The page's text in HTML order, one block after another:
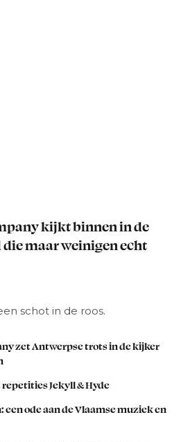
kijkt binnen in de
die maar weinigen echt
schot in de roos.
zet Antwerpse trots in de kijker
Jekyll & Hyde
een ode aan de Vlaamse muziek en